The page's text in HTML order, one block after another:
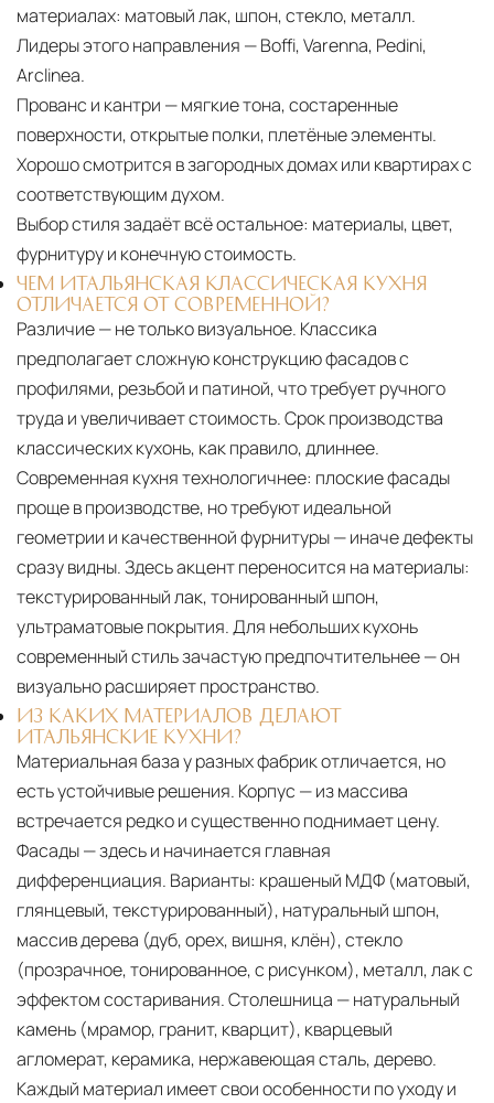
материалах: матовый лак, шпон, стекло, металл.
Лидеры этого направления — Boffi, Varenna, Pedini,
Arclinea.
Прованс и кантри — мягкие тона, состаренные
поверхности, открытые полки, плетёные элементы.
Хорошо смотрится в загородных домах или квартирах с
соответствующим духом.
Выбор стиля задаёт всё остальное: материалы, цвет,
фурнитуру и конечную стоимость.
ЧЕМ ИТАЛЬЯНСКАЯ КЛАССИЧЕСКАЯ КУХНЯ
ОТЛИЧАЕТСЯ ОТ СОВРЕМЕННОЙ?
Различие — не только визуальное. Классика
предполагает сложную конструкцию фасадов с
профилями, резьбой и патиной, что требует ручного
труда и увеличивает стоимость. Срок производства
классических кухонь, как правило, длиннее.
Современная кухня технологичнее: плоские фасады
проще в производстве, но требуют идеальной
геометрии и качественной фурнитуры — иначе дефекты
сразу видны. Здесь акцент переносится на материалы:
текстурированный лак, тонированный шпон,
ультраматовые покрытия. Для небольших кухонь
современный стиль зачастую предпочтительнее — он
визуально расширяет пространство.
ИЗ КАКИХ МАТЕРИАЛОВ ДЕЛАЮТ
ИТАЛЬЯНСКИЕ КУХНИ?
Материальная база у разных фабрик отличается, но
есть устойчивые решения. Корпус — из массива
встречается редко и существенно поднимает цену.
Фасады — здесь и начинается главная
дифференциация. Варианты: крашеный МДФ (матовый,
глянцевый, текстурированный), натуральный шпон,
массив дерева (дуб, орех, вишня, клён), стекло
(прозрачное, тонированное, с рисунком), металл, лак с
эффектом состаривания. Столешница — натуральный
камень (мрамор, гранит, кварцит), кварцевый
агломерат, керамика, нержавеющая сталь, дерево.
Каждый материал имеет свои особенности по уходу и